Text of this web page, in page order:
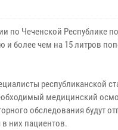
по Чеченской Республике
и более чем на 15 литров
республиканской
медицинский
обследования будут
них пациентов.